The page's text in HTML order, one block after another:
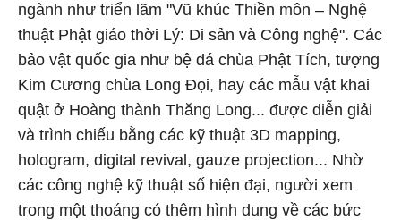
ngành như triển lãm "Vũ khúc Thiền môn – Nghệ
thuật Phật giáo thời Lý: Di sản và Công nghệ". Các
bảo vật quốc gia như bệ đá chùa Phật Tích, tượng
Kim Cương chùa Long Đọi, hay các mẫu vật khai
quật ở Hoàng thành Thăng Long... được diễn giải
và trình chiếu bằng các kỹ thuật 3D mapping,
hologram, digital revival, gauze projection... Nhờ
các công nghệ kỹ thuật số hiện đại, người xem
trong một thoáng có thêm hình dung về các bức